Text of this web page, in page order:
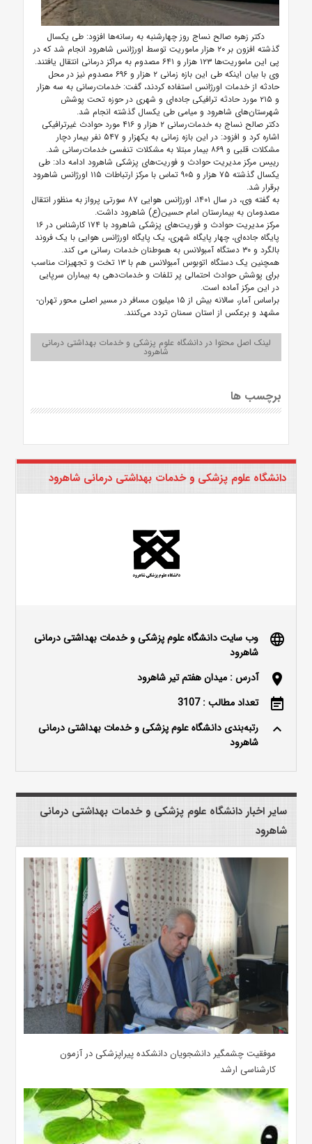
دکتر زهره صالح نساج روز چهارشنبه به رسانه‌ها افزود: طی یکسال
گذشته افزون بر ۲۰ هزار ماموریت توسط اورژانس شاهرود انجام شد که در
پی این ماموریت‌ها ۱۲۳ هزار و ۶۴۱ مصدوم به مراکز درمانی انتقال یافتند.
وی با بیان اینکه طی این بازه زمانی ۲ هزار و ۶۹۶ مصدوم نیز در محل
حادثه از خدمات اورژانس استفاده کردند، گفت: خدمات‌رسانی به سه هزار
و ۲۱۵ مورد حادثه ترافیکی جاده‌ای و شهری در حوزه تحت پوشش
شهرستان‌های شاهرود و میامی طی یکسال گذشته انجام شد.
دکتر صالح نساج به خدمات‌رسانی ۲ هزار و ۴۱۶ مورد حوادث غیرترافیکی
اشاره کرد و افزود: در این بازه زمانی به یکهزار و ۵۴۷ نفر بیمار دچار
مشکلات قلبی و ۸۶۹ بیمار مبتلا به مشکلات تنفسی خدمات‌رسانی شد.
رییس مرکز مدیریت حوادث و فوریت‌های پزشکی شاهرود ادامه داد: طی
یکسال گذشته ۷۵ هزار و ۹۰۵ تماس با مرکز ارتباطات ۱۱۵ اورژانس شاهرود
برقرار شد.
به گفته وی، در سال ۱۴۰۱، اورژانس هوایی ۸۷ سورتی پرواز به منظور انتقال
مصدومان به بیمارستان امام حسین(ع) شاهرود داشت.
مرکز مدیریت حوادث و فوریت‌های پزشکی شاهرود با ۱۷۴ کارشناس در ۱۶
پایگاه جاده‌ای، چهار پایگاه شهری، یک پایگاه اورژانس هوایی با یک فروند
بالگرد و ۳۰ دستگاه آمبولانس به هموطنان خدمات رسانی می کند.
همچنین یک دستگاه اتوبوس آمبولانس هم با ۱۳ تخت و تجهیزات مناسب
برای پوشش حوادث احتمالی پر تلفات و خدمات‌دهی به بیماران سرپایی
در این مرکز آماده است.
براساس آمار، سالانه بیش از ۱۵ میلیون مسافر در مسیر اصلی محور تهران-
مشهد و برعکس از استان سمنان تردد می‌کنند.
لینک اصل محتوا در دانشگاه علوم پزشکی و خدمات بهداشتی درمانی
شاهرود
برچسب ها
دانشگاه علوم پزشکی و خدمات بهداشتی درمانی شاهرود
language
وب سایت دانشگاه علوم پزشکی و خدمات بهداشتی درمانی
شاهرود
location_on آدرس : میدان هفتم تیر شاهرود
event_note تعداد مطالب : 3107
keyboard_arrow_up
رتبه‌بندی دانشگاه علوم پزشکی و خدمات بهداشتی درمانی
شاهرود
سایر اخبار دانشگاه علوم پزشکی و خدمات بهداشتی درمانی
شاهرود
موفقیت چشمگیر دانشجویان دانشکده پیراپزشکی در آزمون
کارشناسی ارشد